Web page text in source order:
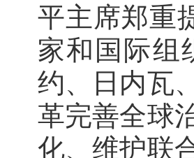
平主席郑重
家和国际组
约、日内瓦
革完善全球
化、维护联